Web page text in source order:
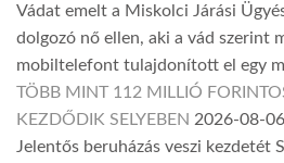
Vádat emelt a Miskolci Járási
dolgozó nő ellen, aki a vád szerint
mobiltelefont tulajdonított el egy
TÖBB MINT 112 MILLIÓ
KEZDŐDIK SELYEBEN 2026-08-06
Jelentős beruházás veszi kezdetét